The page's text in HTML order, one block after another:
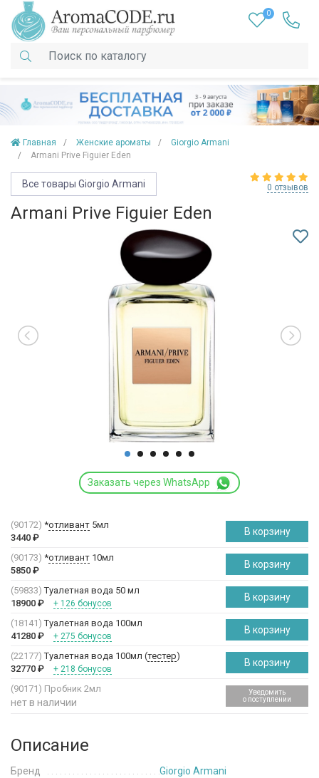
0
Главная Женские ароматы
Giorgio Armani
Armani Prive Figuier Eden
Все товары Giorgio Armani 0 отзывов
Armani Prive Figuier Eden
Заказать через WhatsApp
(90172) *отливант 5мл
3440 ₽
В корзину
(90173) *отливант 10мл
5850 ₽
В корзину
(59833) Туалетная вода 50 мл
18900 ₽ + 126 бонусов
В корзину
(18141) Туалетная вода 100мл
41280 ₽ + 275 бонусов
В корзину
(22177) Туалетная вода 100мл (тестер)
32770 ₽ + 218 бонусов
В корзину
(90171) Пробник 2мл
нет в наличии
Уведомить
о поступлении
Описание
Бренд
Giorgio Armani